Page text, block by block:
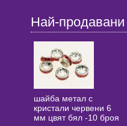
Най-продавани
шайба метал с
кристали червени 6
мм цвят бял -10 броя